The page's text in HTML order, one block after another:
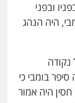
ובפני
היה הנהג
נקודה
בומבי כי
היה אמור